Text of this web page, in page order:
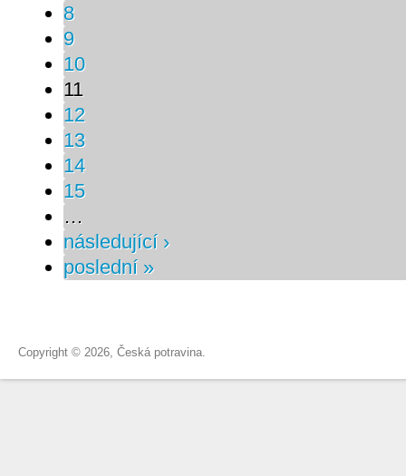
8
9
10
11
12
13
14
15
…
následující ›
poslední »
Copyright © 2026, Česká potravina.